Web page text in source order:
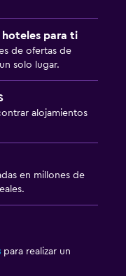
hoteles para ti
de ofertas de
solo lugar.
alojamientos
en millones de
para realizar un